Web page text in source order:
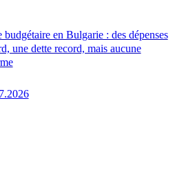
budgétaire en Bulgarie : des dépenses
une dette record, mais aucune